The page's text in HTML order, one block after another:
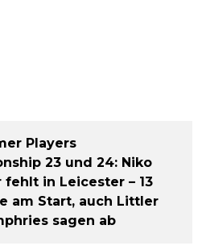
Players
23 und 24: Niko
fehlt in Leicester – 13
am Start, auch Littler
sagen ab